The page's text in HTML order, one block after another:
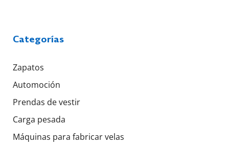
Categorías
Zapatos
Automoción
Prendas de vestir
Carga pesada
Máquinas para fabricar velas